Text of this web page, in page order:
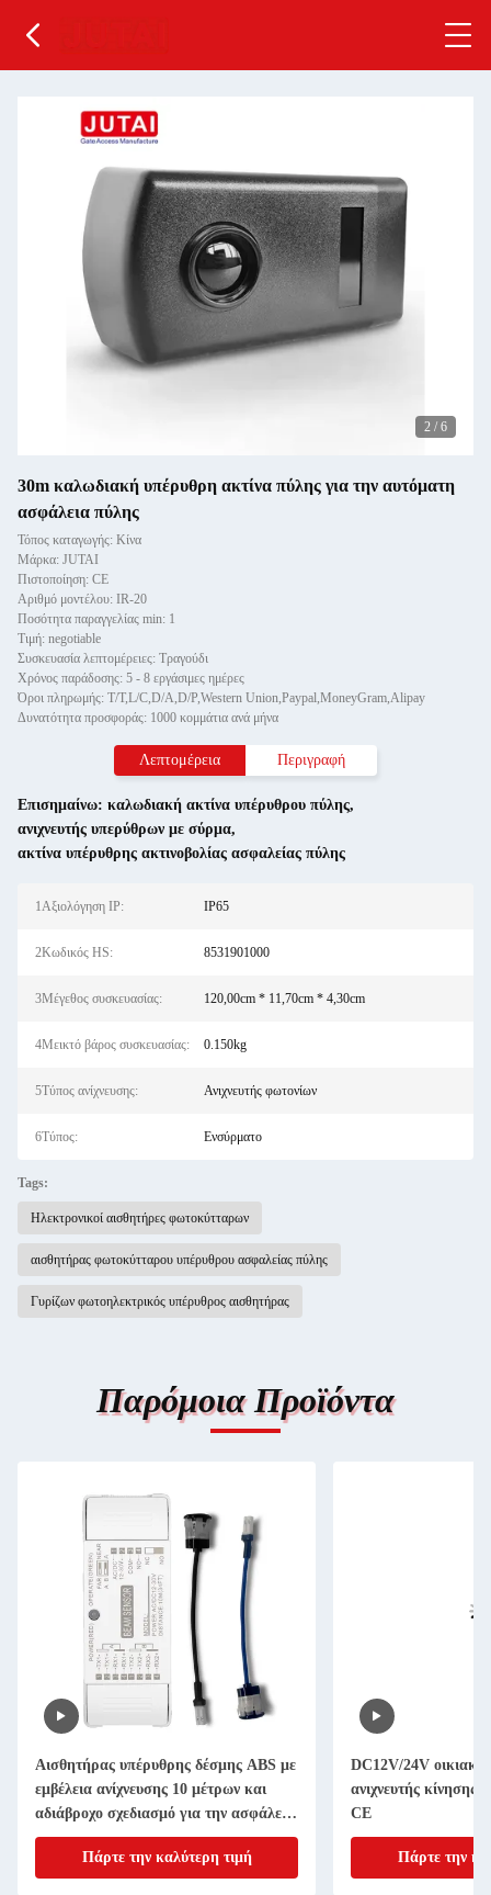
2 / 6
30m καλωδιακή υπέρυθρη ακτίνα πύλης για την αυτόματη
ασφάλεια πύλης
Τόπος καταγωγής: Κίνα
Μάρκα: JUTAI
Πιστοποίηση: CE
Αριθμό μοντέλου: IR-20
Ποσότητα παραγγελίας min: 1
Τιμή: negotiable
Συσκευασία λεπτομέρειες: Τραγούδι
Χρόνος παράδοσης: 5 - 8 εργάσιμες ημέρες
Όροι πληρωμής: T/T,L/C,D/A,D/P,Western Union,Paypal,MoneyGram,Alipay
Δυνατότητα προσφοράς: 1000 κομμάτια ανά μήνα
Λεπτομέρεια Περιγραφή
Επισημαίνω: καλωδιακή ακτίνα υπέρυθρου πύλης,
ανιχνευτής υπερύθρων με σύρμα,
ακτίνα υπέρυθρης ακτινοβολίας ασφαλείας πύλης
1Αξιολόγηση IP: IP65
2Κωδικός HS: 8531901000
3Μέγεθος συσκευασίας: 120,00cm * 11,70cm * 4,30cm
4Μεικτό βάρος συσκευασίας: 0.150kg
5Τύπος ανίχνευσης: Ανιχνευτής φωτονίων
6Τύπος: Ενσύρματο
Tags:
Ηλεκτρονικοί αισθητήρες φωτοκύτταρων
αισθητήρας φωτοκύτταρου υπέρυθρου ασφαλείας πύλης
Γυρίζων φωτοηλεκτρικός υπέρυθρος αισθητήρας
Παρόμοια Προϊόντα
Αισθητήρας υπέρυθρης δέσμης ABS με
εμβέλεια ανίχνευσης 10 μέτρων και
αδιάβροχο σχεδιασμό για την ασφάλεια
αυτόματων πορτών
Πάρτε την καλύτερη τιμή
DC12V/24V
ανιχνευτής κίνησης
CE
Πάρτε την